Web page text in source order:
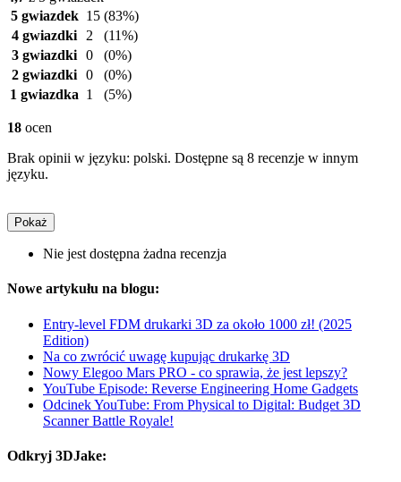
5 gwiazdek 15 (83%)
4 gwiazdki
2
(11%)
3 gwiazdki 0
(0%)
2 gwiazdki 0
(0%)
1 gwiazdka 1 (5%)
18 ocen
Brak opinii w języku: polski. Dostępne są 8 recenzje w innym
języku.
Pokaż
Nie jest dostępna żadna recenzja
Nowe artykułu na blogu:
Entry-level FDM drukarki 3D za około 1000 zł! (2025
Edition)
Na co zwrócić uwagę kupując drukarkę 3D
Nowy Elegoo Mars PRO - co sprawia, że jest lepszy?
YouTube Episode: Reverse Engineering Home Gadgets
Odcinek YouTube: From Physical to Digital: Budget 3D
Scanner Battle Royale!
Odkryj 3DJake: